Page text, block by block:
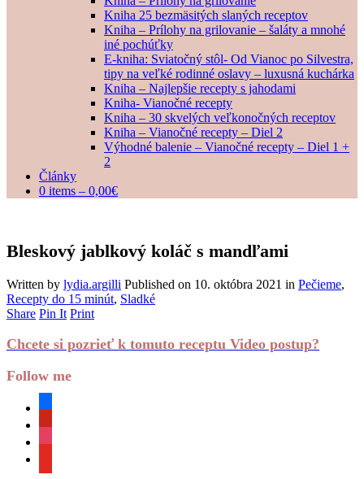
Kniha 25 bezmäsitých slaných receptov
Kniha – Prílohy na grilovanie – šaláty a mnohé
iné pochúťky
E-kniha: Sviatočný stôl- Od Vianoc po Silvestra,
tipy na veľké rodinné oslavy – luxusná kuchárka
Kniha – Najlepšie recepty s jahodami
Kniha- Vianočné recepty
Kniha – 30 skvelých veľkonočných receptov
Kniha – Vianočné recepty – Diel 2
Výhodné balenie – Vianočné recepty – Diel 1 +
2
Články
0 items – 0,00€
Bleskový jablkový koláč s mandľami
Written by lydia.argilli Published on 10. októbra 2021 in Pečieme,
Recepty do 15 minút, Sladké
Share Pin It Print
Chcete si pozrieť k tomuto receptu Video postup?
Follow me